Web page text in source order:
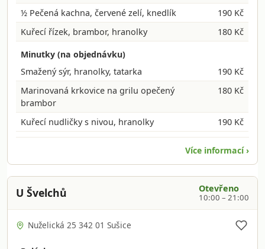
½ Pečená kachna, červené zelí, knedlík
190 Kč
Kuřecí řízek, brambor, hranolky
180 Kč
Minutky (na objednávku)
Smažený sýr, hranolky, tatarka
190 Kč
Marinovaná krkovice na grilu opečený
brambor
180 Kč
Kuřecí nudličky s nivou, hranolky 190 Kč
Více informací ›
U Švelchů Otevřeno
10:00 – 21:00
Nuželická 25 342 01 Sušice